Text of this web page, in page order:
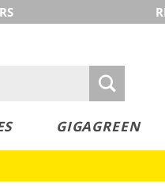
GIGAGREEN